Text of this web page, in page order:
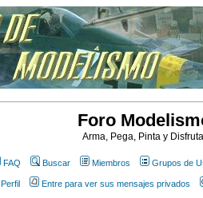
Foro
Arma, Pega, Pinta y
FAQ Buscar Miembros Grupos de
Perfil Entre para ver sus mensajes privados